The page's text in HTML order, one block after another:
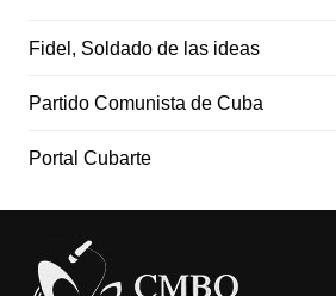
Fidel, Soldado de las ideas
Partido Comunista de Cuba
Portal Cubarte